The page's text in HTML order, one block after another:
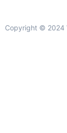
Copyright © 2024